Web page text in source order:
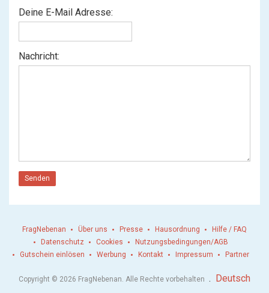
Deine E-Mail Adresse:
Nachricht:
Senden
FragNebenan Über uns Presse Hausordnung
Hilfe / FAQ
Datenschutz
Cookies
Nutzungsbedingungen/AGB
Gutschein einlösen
Werbung Kontakt Impressum Partner
Copyright © 2026 FragNebenan. Alle Rechte vorbehalten . Deutsch